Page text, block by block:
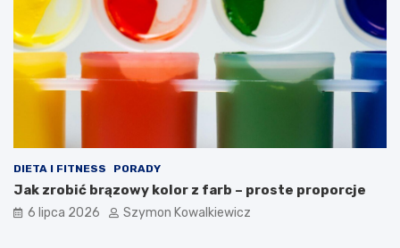
DIETA I FITNESS PORADY
Jak zrobić brązowy kolor z farb – proste proporcje
6 lipca 2026 Szymon Kowalkiewicz